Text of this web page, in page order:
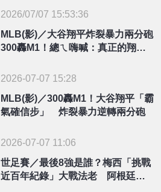
2026/07/07 15:53:36
MLB(影)／大谷翔平炸裂暴力兩分砲
300轟M1！總ㄟ嗨喊：真正的翔平
2026-07-07 15:28
MLB(影)／300轟M1！大谷翔平「霸
氣確信步」 炸裂暴力逆轉兩分砲
2026-07-07 11:06
世足賽／最後8強是誰？梅西「挑戰
近百年紀錄」大戰法老 阿根廷、